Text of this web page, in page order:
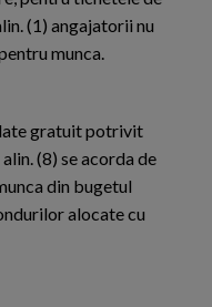
(1) angajatorii nu
munca.
gratuit potrivit
(8) se acorda de
din bugetul
alocate cu